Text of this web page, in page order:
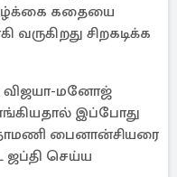
கதையை
சிறகடிக்க
மனோஜ்
இப்போது
பைனான்சியரை
செய்ய